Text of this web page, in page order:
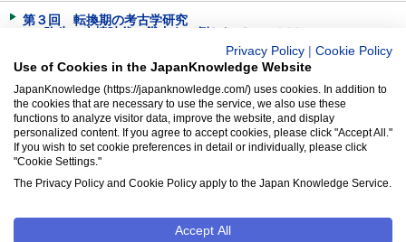
第３回 転換期の考古学研究
── 弥生・古墳時代の畿内を一例として ──（１）
第２回 地名の表記と変遷（３）
第２回 地名の表記と変遷（２）
第２回 地名の表記と変遷（１）
第１回 「国」という地域──クニの原郷──
Privacy Policy
Cookie Policy
Use of Cookies in the JapanKnowledge Website
JapanKnowledge (https://japanknowledge.com/) uses cookies. In addition to
the cookies that are necessary to use the service, we also use these
functions to analyze visitor data, improve the website, and display
personalized content. If you agree to accept cookies, please click "Accept All."
If you wish to set cookie preferences in detail or individually, please click
"Cookie Settings."
The Privacy Policy and Cookie Policy apply to the Japan Knowledge Service.
Accept All